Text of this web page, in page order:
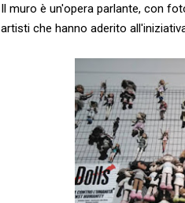
Il muro è un'opera parlante, con
artisti che hanno aderito